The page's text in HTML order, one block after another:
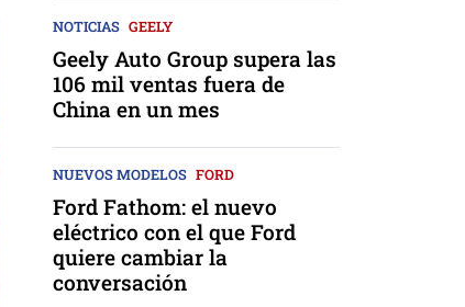
NOTICIAS GEELY
Geely Auto Group supera las
106 mil ventas fuera de
China en un mes
NUEVOS MODELOS FORD
Ford Fathom: el nuevo
eléctrico con el que Ford
quiere cambiar la
conversación